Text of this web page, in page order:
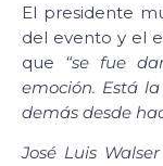
El presidente
del evento y el
que “se fue
emoción. Está
demás desde
José Luis Walser